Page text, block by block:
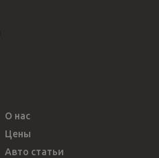
О нас
Цены
Авто статьи